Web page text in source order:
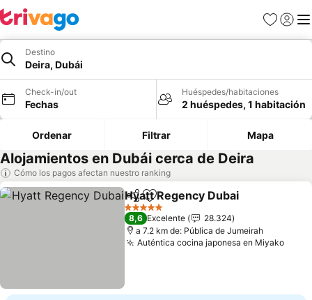
Favoritos
Iniciar
Destino
Deira, Dubái
Check-in/out
Fechas
Huéspedes/habitaciones
2 huéspedes, 1 habitación
Ordenar Filtrar Mapa
Alojamientos en Dubái cerca de Deira
Cómo los pagos afectan nuestro ranking
CompartirAgregar a favoritos
Hyatt Regency Dubai
5 Estrellas
8,6 Excelente
28.324
a 7.2 km de: Pública de Jumeirah
Auténtica cocina japonesa en Miyako